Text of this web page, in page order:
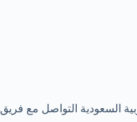
السعودية التواصل مع